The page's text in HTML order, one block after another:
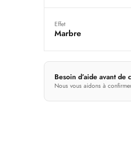
Effet
Marbre
Besoin d’aide avant de
Nous vous aidons à